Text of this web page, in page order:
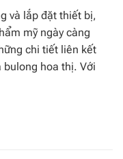
và lắp đặt thiết bị,
mỹ ngày càng
chi tiết liên kết
bulong hoa thị. Với